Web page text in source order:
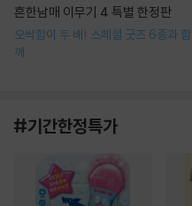
흔한남매 이무기 4 특별 한정판
오싹함이 두 배! 스페셜 굿즈 6종과 함
께
#기간한정특가